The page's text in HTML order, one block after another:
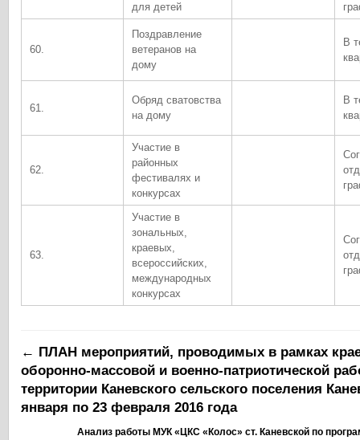
для детей
60.
Поздравление
ветеранов на
дому
В
61.
Обряд сватовства
на дому
В
62.
Участие в
районных
фестивалях и
конкурсах
63.
Участие в
зональных,
краевых,
всероссийских,
международных
конкурсах
← ПЛАН мероприятий, проводимых в рамках
оборонно-массовой и военно-патриотической
территории Каневского сельского поселения
января по 23 февраля 2016 года
Анализ работы МУК «ЦКС «Колос» ст. Каневской по